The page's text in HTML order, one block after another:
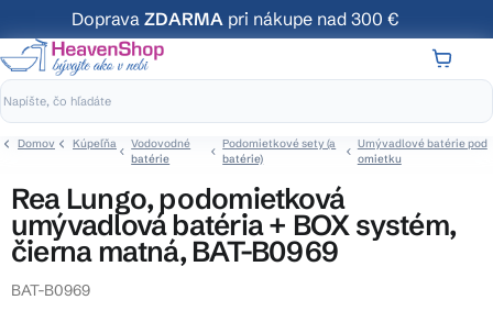
na
obsah
Doprava ZDARMA pri nákupe nad 300 €
Domov Kúpeľňa
Vodovodné
batérie
Podomietkové sety (a
batérie)
Umývadlové batérie pod
omietku
Rea Lungo, podomietková
umývadlová batéria + BOX systém,
čierna matná, BAT-B0969
BAT-B0969